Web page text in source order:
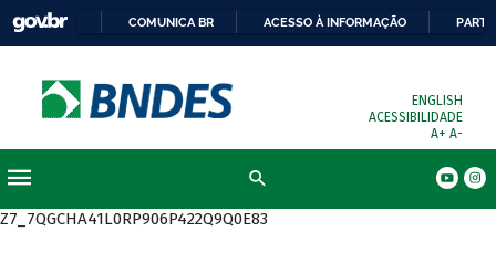
COMUNICA BR ACESSO À INFORMAÇÃO
ENGLISH
ACESSIBILIDADE
A+ A-
Z7_7QGCHA41L0RP906P422Q9Q0E83